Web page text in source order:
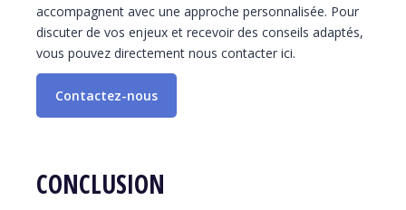
accompagnent avec une approche personnalisée. Pour
discuter de vos enjeux et recevoir des conseils adaptés,
vous pouvez directement nous contacter ici.
Contactez-nous
CONCLUSION